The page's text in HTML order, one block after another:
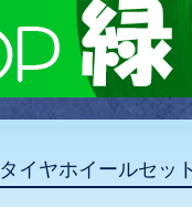
タイヤホイールセッ